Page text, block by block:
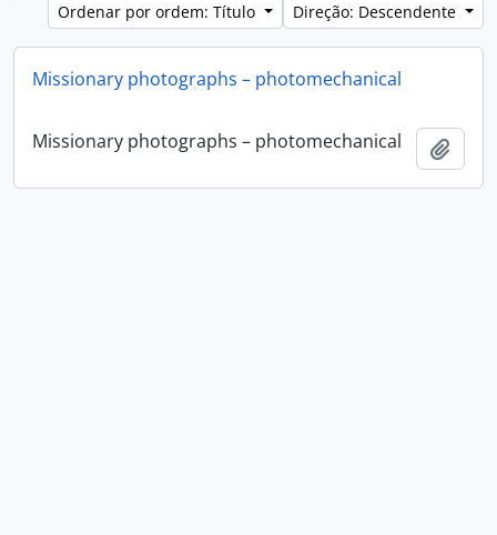
Ordenar por ordem: Título
Direção: Descendente
Missionary photographs – photomechanical
Missionary photographs – photomechanical